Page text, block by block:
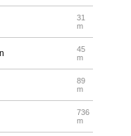
31
m
45
m
89
m
736
m